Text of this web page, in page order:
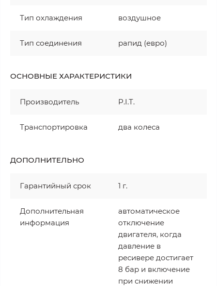
Тип охлаждения воздушное
Тип соединения рапид (евро)
ОСНОВНЫЕ ХАРАКТЕРИСТИКИ
Производитель P.I.T.
Транспортировка два колеса
ДОПОЛНИТЕЛЬНО
Гарантийный срок 1 г.
Дополнительная
информация
автоматическое
отключение
двигателя, когда
давление в
ресивере достигает
8 бар и включение
при снижении